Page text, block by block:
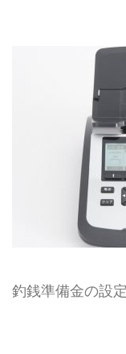
釣銭準備金の設定